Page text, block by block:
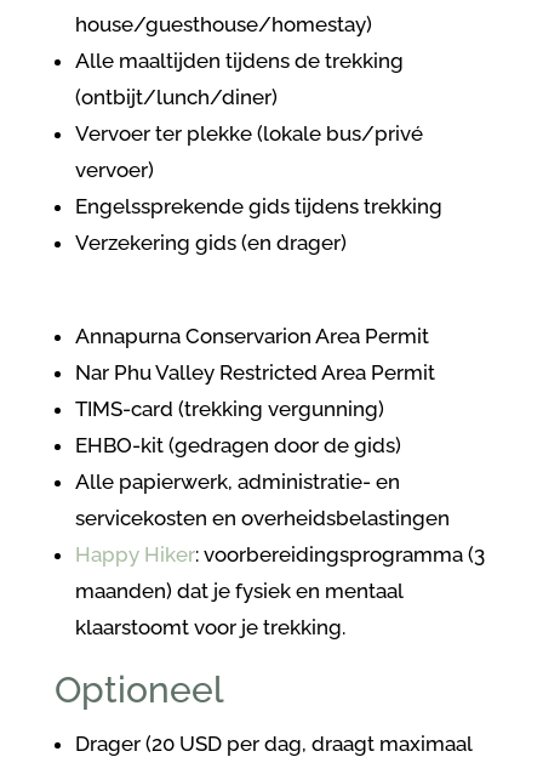
house/guesthouse/homestay)
Alle maaltijden tijdens de trekking
(ontbijt/lunch/diner)
Vervoer ter plekke (lokale bus/privé
vervoer)
Engelssprekende gids tijdens trekking
Verzekering gids (en drager)
Annapurna Conservarion Area Permit
Nar PhuValley Restricted Area Permit
TIMS-card (trekking vergunning)
EHBO-kit (gedragen door de gids)
Alle papierwerk, administratie- en
servicekosten en overheidsbelastingen
Happy Hiker: voorbereidingsprogramma (3
maanden) dat je fysiek en mentaal
klaarstoomt voor je trekking.
Optioneel
Drager (20 USD per dag, draagt maximaal